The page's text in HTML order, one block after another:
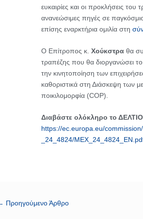
ευκαιρίες και οι προκλήσεις του
ανανεώσιμες πηγές σε
επίσης εναρκτήρια ομιλία στη
Ο Επίτροπος κ. Χούκστρα θα
τραπέζης που θα διοργανώσει
την κινητοποίηση των
καθοριστικά στη Διάσκεψη των
ποικιλομορφία (COP).
Διαβάστε ολόκληρο το
https://ec.europa.eu/
_24_4824/
Προηγούμενο Άρθρο